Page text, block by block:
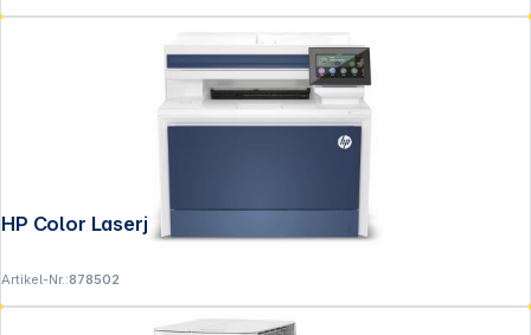
Artikel-Nr.:878502